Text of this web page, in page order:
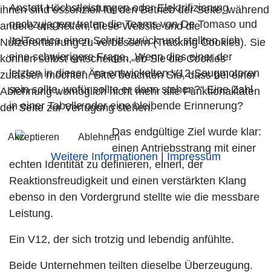
Anstatt Höchstleistungen oder Elektrifizierung
nachzujagen, traten die Teams von De Tomaso und
ItalTecnica einen Schritt zurück und stellten sich
eine schwierigere Frage. „Wenn dies einer der
letzten in dieser Ära entwickelten V12-Saugmotoren
sein sollte, wofür sollte er dann stehen?“ Eine Zahl
in einer Tabelle oder eine bleibende Erinnerung?
Das endgültige Ziel wurde klar:
einen Antriebsstrang mit einer
echten Identität zu definieren, einen, der
Reaktionsfreudigkeit und einen verstärkten Klang
ebenso in den Vordergrund stellte wie die messbare
Leistung.
Ein V12, der sich trotzig und lebendig anfühlte.
Beide Unternehmen teilten dieselbe Überzeugung.
ihnen sind essenziell für den Betrieb der Seite, während
andere uns helfen, diese Website und die
Nutzererfahrung zu verbessern (Tracking Cookies). Sie
können selbst entscheiden, ob Sie die Cookies
zulassen möchten. Bitte beachten Sie, dass bei einer
Ablehnung womöglich nicht mehr alle Funktionalitäten
der Seite zur Verfügung stehen.
Akzeptieren Ablehnen
Weitere Informationen Impressum